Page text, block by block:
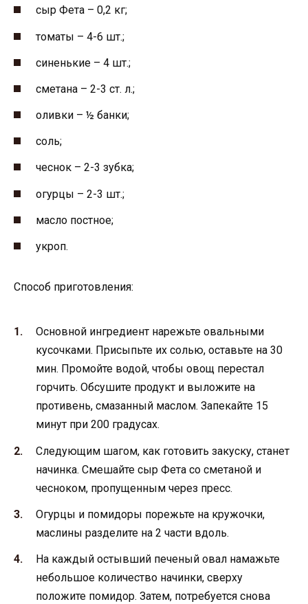
сыр Фета – 0,2 кг;
томаты – 4-6 шт.;
синенькие – 4 шт.;
сметана – 2-3 ст. л.;
оливки – ½ банки;
соль;
чеснок – 2-3 зубка;
огурцы – 2-3 шт.;
масло постное;
укроп.
Способ приготовления:
Основной ингредиент нарежьте овальными
кусочками. Присыпьте их солью, оставьте на 30
мин. Промойте водой, чтобы овощ перестал
горчить. Обсушите продукт и выложите на
противень, смазанный маслом. Запекайте 15
минут при 200 градусах.
Следующим шагом, как готовить закуску, станет
начинка. Смешайте сыр Фета со сметаной и
чесноком, пропущенным через пресс.
Огурцы и помидоры порежьте на кружочки,
маслины разделите на 2 части вдоль.
На каждый остывший печеный овал намажьте
небольшое количество начинки, сверху
положите помидор. Затем, потребуется снова